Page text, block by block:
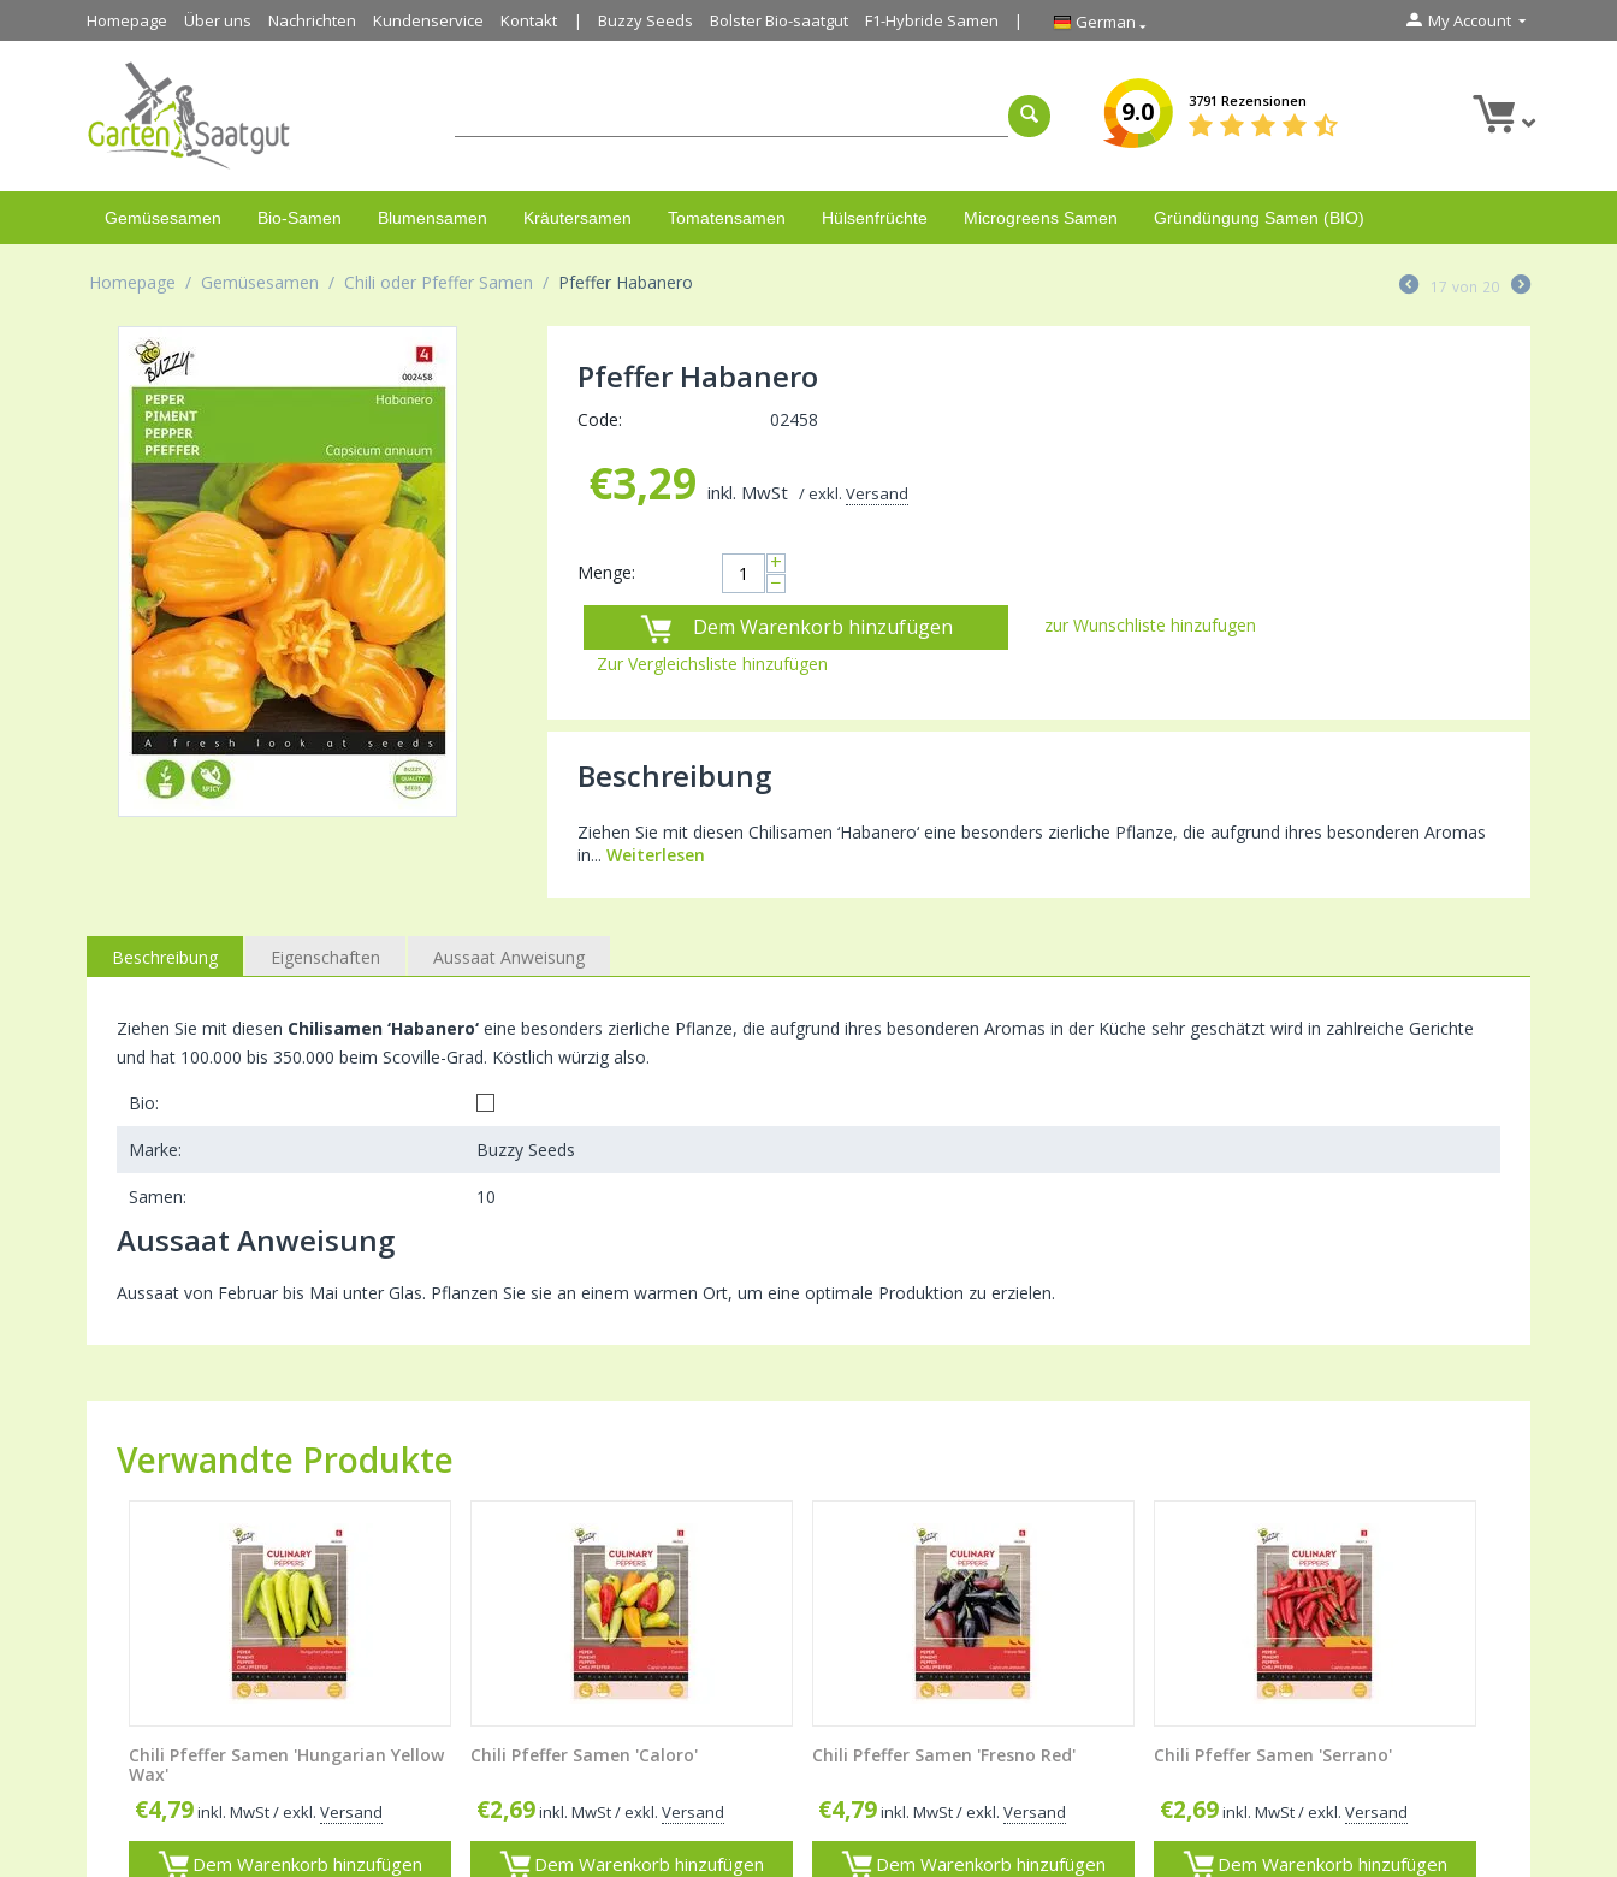
Homepage Über uns Nachrichten Kundenservice Kontakt Buzzy Seeds Bolster Bio-saatgut F1-Hybride Samen German My Account
9.0 3791 Rezensionen
Gemüsesamen Bio-Samen Blumensamen Kräutersamen Tomatensamen Hülsenfrüchte Microgreens Samen Gründüngung Samen (BIO)
Homepage / Gemüsesamen / Chili oder Pfeffer Samen / Pfeffer Habanero 17 von 20
Pfeffer Habanero
Code: 02458
€3,29 inkl. MwSt / exkl. Versand
Menge: +
−
Dem Warenkorb hinzufügen
zur Wunschliste hinzufugen
Zur Vergleichsliste hinzufügen
Beschreibung
Ziehen Sie mit diesen Chilisamen ‘Habanero‘ eine besonders zierliche Pflanze, die aufgrund ihres besonderen Aromas
in... Weiterlesen
Beschreibung Eigenschaften Aussaat Anweisung
Ziehen Sie mit diesen Chilisamen ‘Habanero‘ eine besonders zierliche Pflanze, die aufgrund ihres besonderen Aromas in der Küche sehr geschätzt wird in zahlreiche Gerichte
und hat 100.000 bis 350.000 beim Scoville-Grad. Köstlich würzig also.
Bio:
Marke: Buzzy Seeds
Samen: 10
Aussaat Anweisung
Aussaat von Februar bis Mai unter Glas. Pflanzen Sie sie an einem warmen Ort, um eine optimale Produktion zu erzielen.
Verwandte Produkte
Chili Pfeffer Samen 'Hungarian Yellow
Wax'
€4,79inkl. MwSt/ exkl. Versand
Dem Warenkorb hinzufügen
Chili Pfeffer Samen 'Caloro'
€2,69inkl. MwSt/ exkl. Versand
Dem Warenkorb hinzufügen
Chili Pfeffer Samen 'Fresno Red'
€4,79inkl. MwSt/ exkl. Versand
Dem Warenkorb hinzufügen
Chili Pfeffer Samen 'Serrano'
€2,69inkl. MwSt/ exkl. Versand
Dem Warenkorb hinzufügen